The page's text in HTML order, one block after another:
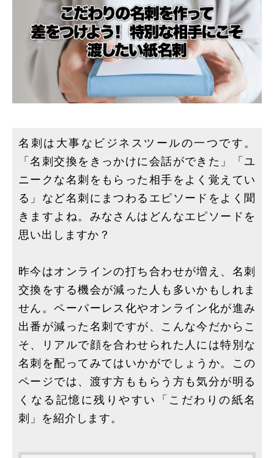
名刺は大事なビジネスツールの一つです。
「名刺交換をきっかけに会話ができた」「ユ
ニークな名刺をもらった相手をよく覚えてい
る」など名刺にまつわるエピソードをよく聞
きますよね。みなさんはどんなエピソードを
思い出しますか？
昨今はオンラインの打ち合わせが増え、名刺
交換をする機会が減った人も多いかもしれま
せん。ペーパーレス化やオンライン化が進み
出番が減った名刺ですが、こんな今だからこ
そ、リアルで顔を合わせられた人には特別な
名刺を配ってみてはいかがでしょうか。この
ページでは、渡す方ももらう方も気分が明る
くなる記憶に残りやすい「こだわりの紙名
刺」を紹介します。